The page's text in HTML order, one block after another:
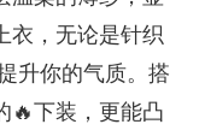
衣，无论是针织
升你的气质。搭
🔥下装，更能凸